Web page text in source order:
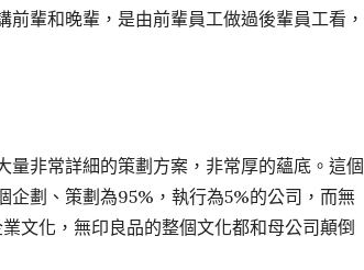
輩和晚輩，是由前輩員工做過後輩員工看，
非常詳細的策劃方案，非常厚的蘊底。這個
企劃、策劃為95%，執行為5%的公司，而無
文化，無印良品的整個文化都和母公司顛倒